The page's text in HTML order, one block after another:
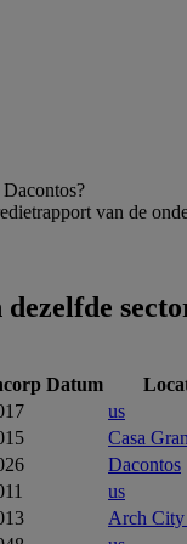
van de
Datum
us
Casa
Dacontos
us
Arch City